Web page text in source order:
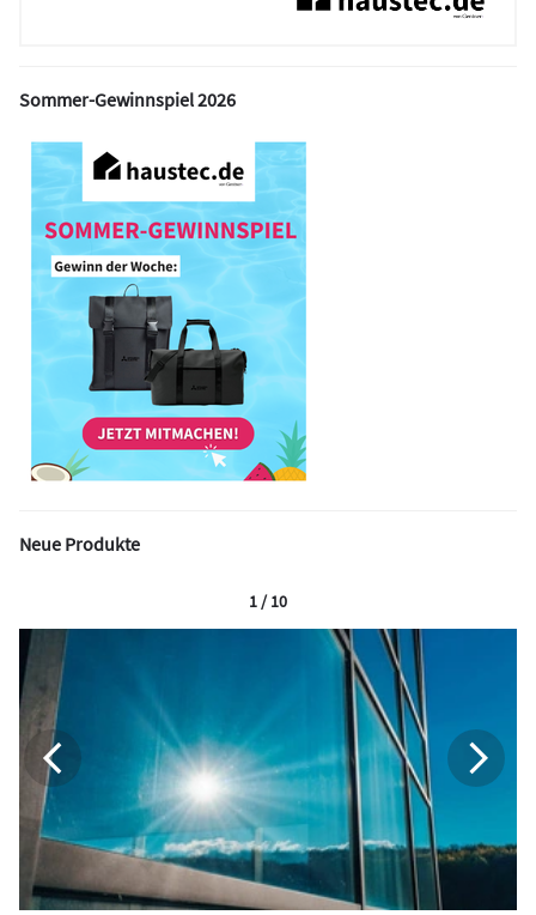
Sommer-Gewinnspiel 2026
Neue Produkte
1 / 10